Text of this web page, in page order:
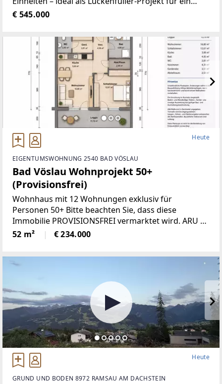
regionalesBauunternehmen.Die Grundsanierung ist
€ 545.000
Heute
EIGENTUMSWOHNUNG 2540 BAD VÖSLAU
Bad Vöslau Wohnprojekt 50+
(Provisionsfrei)
Wohnhaus mit 12 Wohnungen exklusiv für
Personen 50+ Bitte beachten Sie, dass diese
Immobilie PROVISIONSFREI vermarktet wird. ARU |
Myimmo veröffentlicht die vom
Eigentümer/Verfügungsberechtigten
Maklerkosten
52 m² € 234.000
Heute
GRUND UND BODEN 8972 RAMSAU AM DACHSTEIN